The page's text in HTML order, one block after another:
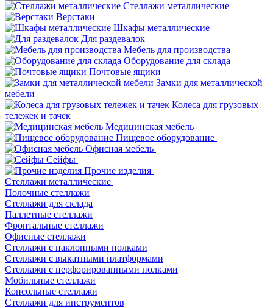
Стеллажи металлические
Верстаки
Шкафы металлические
Для раздевалок
Мебель для производства
Оборудование для склада
Почтовые ящики
Замки для металлической
мебели
Колеса для грузовых
тележек и тачек
Медицинская мебель
Пищевое оборудование
Офисная мебель
Сейфы
Прочие изделия
Стеллажи металлические
Полочные стеллажи
Стеллажи для склада
Паллетные стеллажи
Фронтальные стеллажи
Офисные стеллажи
Стеллажи с наклонными полками
Стеллажи с выкатными платформами
Стеллажи с перфорированными полками
Мобильные стеллажи
Консольные стеллажи
Стеллажи для инструментов